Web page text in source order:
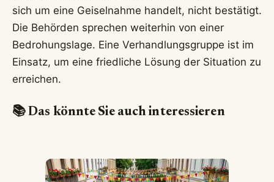
sich um eine Geiselnahme handelt, nicht bestätigt.
Die Behörden sprechen weiterhin von einer
Bedrohungslage. Eine Verhandlungsgruppe ist im
Einsatz, um eine friedliche Lösung der Situation zu
erreichen.
📚 Das könnte Sie auch interessieren